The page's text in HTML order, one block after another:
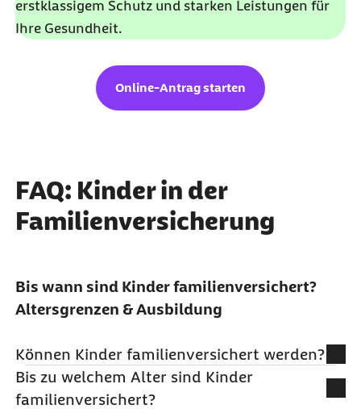
erstklassigem Schutz und starken Leistungen für
Ihre Gesundheit.
Online-Antrag starten
FAQ: Kinder in der
Familienversicherung
Bis wann sind Kinder familienversichert?
Altersgrenzen & Ausbildung
Können Kinder familienversichert werden?
Ja. Kinder können familienversichert werden,
wenn ein Elternteil gesetzlich versichert ist und die
Bis zu welchem Alter sind Kinder
familienversichert?